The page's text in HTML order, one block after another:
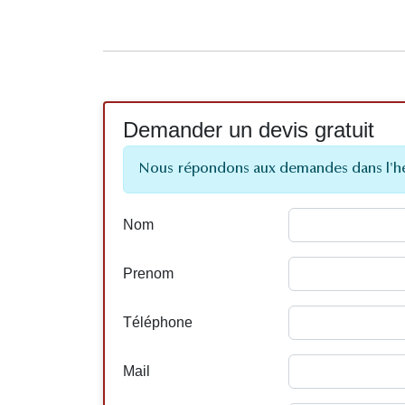
Demander un devis gratuit
Nous répondons aux demandes dans
Nom
Prenom
Téléphone
Mail